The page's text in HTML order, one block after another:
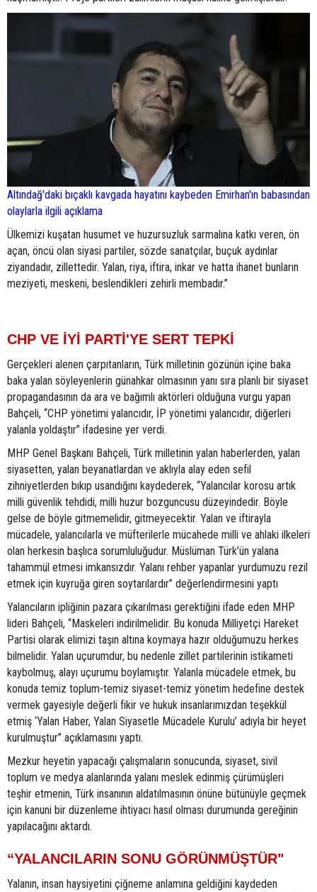
Altındağ'daki bıçaklı kavgada hayatını kaybeden Emirhan'ın babasından
olaylarla ilgili açıklama
Ülkemizi kuşatan husumet ve huzursuzluk sarmalına katkı veren, ön
açan, öncü olan siyasi partiler, sözde sanatçılar, buçuk aydınlar
ziyandadır, zillettedir. Yalan, riya, iftira, inkar ve hatta ihanet bunların
meziyeti, meskeni, beslendikleri zehirli membadır.”
CHP VE İYİ PARTİ'YE SERT TEPKİ
Gerçekleri alenen çarpıtanların, Türk milletinin gözünün içine baka
baka yalan söyleyenlerin günahkar olmasının yanı sıra planlı bir siyaset
propagandasının da ara ve bağımlı aktörleri olduğuna vurgu yapan
Bahçeli, “CHP yönetimi yalancıdır, İP yönetimi yalancıdır, diğerleri
yalanla yoldaştır” ifadesine yer verdi.
MHP Genel Başkanı Bahçeli, Türk milletinin yalan haberlerden, yalan
siyasetten, yalan beyanatlardan ve aklıyla alay eden sefil
zihniyetlerden bıkıp usandığını kaydederek, “Yalancılar korosu artık
milli güvenlik tehdidi, milli huzur bozguncusu düzeyindedir. Böyle
gelse de böyle gitmemelidir, gitmeyecektir. Yalan ve iftirayla
mücadele, yalancılarla ve müfterilerle mücahede milli ve ahlaki ilkeleri
olan herkesin başlıca sorumluluğudur. Müslüman Türk’ün yalana
tahammül etmesi imkansızdır. Yalanı rehber yapanlar yurdumuzu rezil
etmek için kuyruğa giren soytarılardır” değerlendirmesini yaptı
Yalancıların ipliğinin pazara çıkarılması gerektiğini ifade eden MHP
lideri Bahçeli, “Maskeleri indirilmelidir. Bu konuda Milliyetçi Hareket
Partisi olarak elimizi taşın altına koymaya hazır olduğumuzu herkes
bilmelidir. Yalan uçurumdur, bu nedenle zillet partilerinin istikameti
kaybolmuş, alayı uçurumu boylamıştır. Yalanla mücadele etmek, bu
konuda temiz toplum-temiz siyaset-temiz yönetim hedefine destek
vermek gayesiyle değerli fikir ve hukuk insanlarımızdan teşekkül
etmiş ‘Yalan Haber, Yalan Siyasetle Mücadele Kurulu’ adıyla bir heyet
kurulmuştur” açıklamasını yaptı.
Mezkur heyetin yapacağı çalışmaların sonucunda, siyaset, sivil
toplum ve medya alanlarında yalanı meslek edinmiş çürümüşleri
teşhir etmenin, Türk insanının aldatılmasının önüne bütünüyle geçmek
için kanuni bir düzenleme ihtiyacı hasıl olması durumunda gereğinin
yapılacağını aktardı.
“YALANCILARIN SONU GÖRÜNMÜŞTÜR"
Yalanın, insan haysiyetini çiğneme anlamına geldiğini kaydeden